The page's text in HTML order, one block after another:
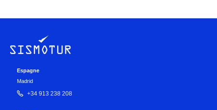
Espagne
Madrid
+34 913 238 208